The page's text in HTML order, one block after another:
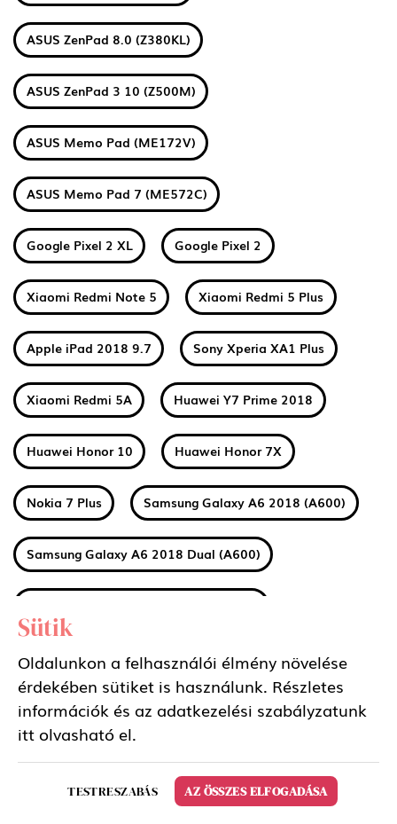
ASUS ZenPad 8.0 (Z380KL)
ASUS ZenPad 3 10 (Z500M)
ASUS Memo Pad (ME172V)
ASUS Memo Pad 7 (ME572C)
Google Pixel 2 XL Google Pixel 2
Xiaomi Redmi Note 5 Xiaomi Redmi 5 Plus
Apple iPad 2018 9.7 Sony Xperia XA1 Plus
Xiaomi Redmi 5A Huawei Y7 Prime 2018
Huawei Honor 10 Huawei Honor 7X
Nokia 7 Plus Samsung Galaxy A6 2018 (A600)
Samsung Galaxy A6 2018 Dual (A600)
Samsung Galaxy A6 Plus 2018 Dual (A605)
Huawei MediaPad M5 8.4 LTE
Huawei MediaPad M5 8.4 WIFI
Huawei MediaPad M5 10.8 LTE
Sütik
Oldalunkon a felhasználói élmény növelése
érdekében sütiket is használunk. Részletes
információk és az adatkezelési szabályzatunk
itt olvasható el.
TESTRESZABÁS AZ ÖSSZES ELFOGADÁSA